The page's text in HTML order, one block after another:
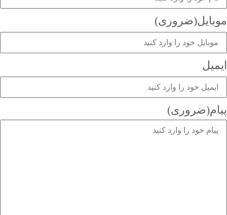
(ضروری)
(ضروری)